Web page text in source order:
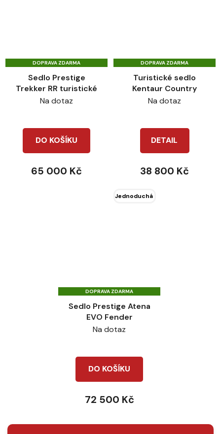
DOPRAVA ZDARMA
Sedlo Prestige
Trekker RR turistické
Na dotaz
DO KOŠÍKU
65 000 Kč
DOPRAVA ZDARMA
Turistické sedlo
Kentaur Country
Na dotaz
DETAIL
38 800 Kč
Jednoduchá
DOPRAVA ZDARMA
Sedlo Prestige Atena
EVO Fender
Na dotaz
DO KOŠÍKU
72 500 Kč